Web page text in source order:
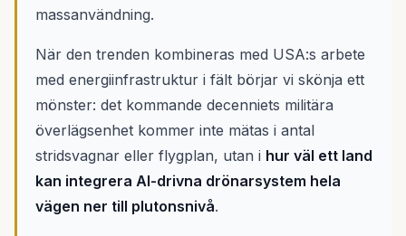
massanvändning.
När den trenden kombineras med USA:s arbete
med energiinfrastruktur i fält börjar vi skönja ett
mönster: det kommande decenniets militära
överlägsenhet kommer inte mätas i antal
stridsvagnar eller flygplan, utan i hur väl ett land
kan integrera AI-drivna drönarsystem hela
vägen ner till plutonsnivå.